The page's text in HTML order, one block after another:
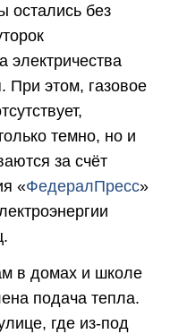
остались без
электричества
При этом, газовое
темно, но и
за счёт
«ФедералПресс»
в домах и школе
подача тепла.
где из-под